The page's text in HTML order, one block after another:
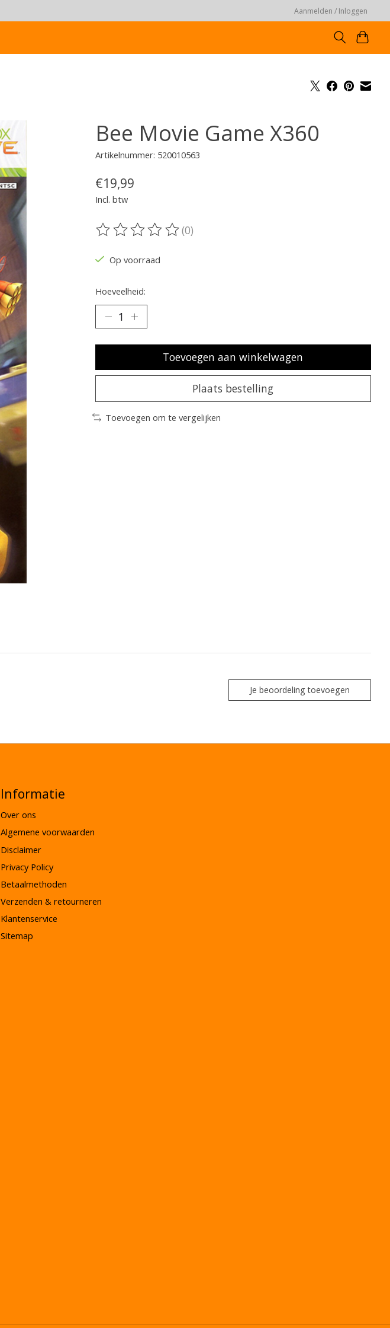
Aanmelden / Inloggen
Bee Movie Game X360
Artikelnummer: 520010563
€19,99
Incl. btw
De beoordeling van dit product is
(0)
Op voorraad
Hoeveelheid:
Toevoegen aan winkelwagen
Plaats bestelling
Toevoegen om te vergelijken
Je beoordeling toevoegen
Informatie
Over ons
Algemene voorwaarden
Disclaimer
Privacy Policy
Betaalmethoden
Verzenden & retourneren
Klantenservice
Sitemap